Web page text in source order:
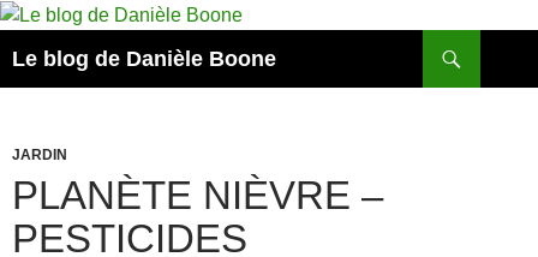
Aller
contenu
Le blog de Danièle Boone
JARDIN
PLANÈTE NIÈVRE –
PESTICIDES